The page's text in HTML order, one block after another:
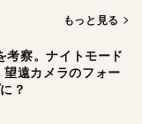
もっと見る
察。ナイトモード
遠カメラのフォー
？